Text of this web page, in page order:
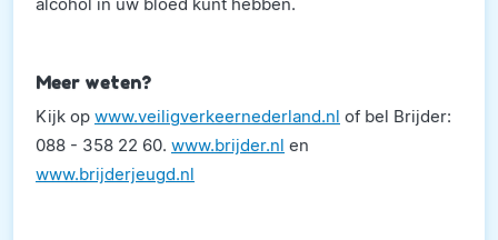
Meer weten?
Kijk op www.veiligverkeernederland.nl of bel Brijder:
088 - 358 22 60. www.brijder.nl en
www.brijderjeugd.nl